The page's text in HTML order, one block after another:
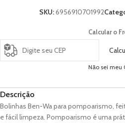
SKU:6956910701992
Calcular o
Não sei meu
Descrição
Bolinhas Ben-Wa para pompoarismo,
e fácil limpeza. Pompoarismo é uma